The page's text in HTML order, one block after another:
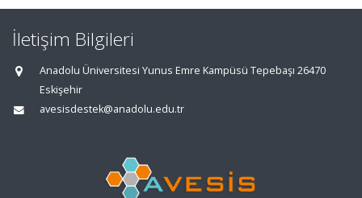
İletişim Bilgileri
Anadolu Üniversitesi Yunus Emre Kampüsü Tepebaşı 26470
Eskişehir
avesisdestek@anadolu.edu.tr